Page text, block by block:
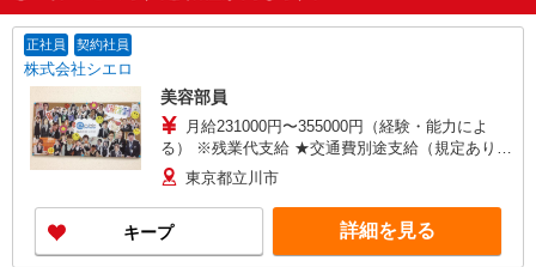
正社員 契約社員
株式会社シエロ
美容部員
月給231000円〜355000円（経験・能力によ
る） ※残業代支給 ★交通費別途支給（規定あり）
゜+゜・。○。・゜+゜・。○。・゜+゜ 入社祝い金
10万円支給(規定有) お友達を紹介頂くと, インセン
ティブ支給(規定有) ゜・。○。・゜+゜・。
○。・゜+゜
東京都立川市
キープ 詳細を見る